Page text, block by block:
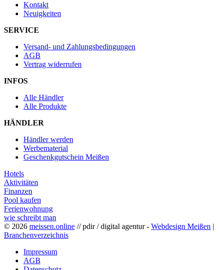
Kontakt
Neuigkeiten
SERVICE
Versand- und Zahlungsbedingungen
AGB
Vertrag widerrufen
INFOS
Alle Händler
Alle Produkte
HÄNDLER
Händler werden
Werbematerial
Geschenkgutschein Meißen
Hotels
Aktivitäten
Finanzen
Pool kaufen
Ferienwohnung
wie schreibt man
© 2026 meissen.online // pdir / digital agentur - Webdesign Meißen |
Branchenverzeichnis
Impressum
AGB